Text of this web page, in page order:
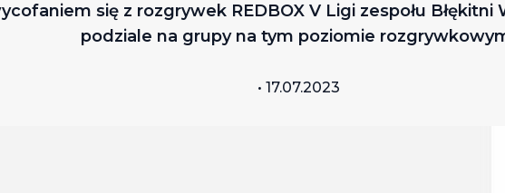
się z rozgrywek REDBOX V Ligi zespołu Błękitni
podziale na grupy na tym poziomie
• 17.07.2023